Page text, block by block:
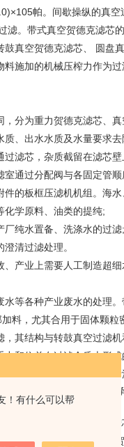
！有什么可以帮
帕。间歇操纵的真
滤。带式真空贺德克滤芯
鼓真空贺德克滤芯 、 圆盘
施加的机械压榨力作为
分为重力贺德克滤芯、
、出水水质及水量要求
滤芯，杂质截留在滤芯
通过分配阀与各固定管
的板框压滤机机组。海
化学原料、油类的提纯;
厂纯水置备、洗涤水的过滤;
清过滤处理。
产业上需要人工制造超
等各种产业废水的处理
料，尤其合用于固体颗
其结构与转鼓真空过滤
力和位差在过滤介质上形
两种。两侧包有滤布的滤
除。内置滤芯有PE芯、
力。在带式压榨 贺德克
也是一种间歇操纵的加压